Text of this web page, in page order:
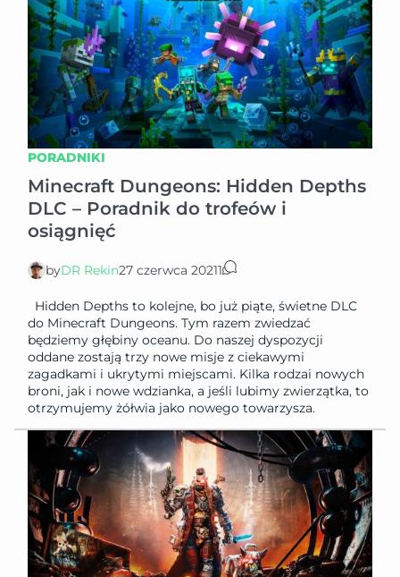
PORADNIKI
Minecraft Dungeons: Hidden Depths
DLC – Poradnik do trofeów i
osiągnięć
byDR Rekin27 czerwca 20211
Hidden Depths to kolejne, bo już piąte, świetne DLC
do Minecraft Dungeons. Tym razem zwiedzać
będziemy głębiny oceanu. Do naszej dyspozycji
oddane zostają trzy nowe misje z ciekawymi
zagadkami i ukrytymi miejscami. Kilka rodzai nowych
broni, jak i nowe wdzianka, a jeśli lubimy zwierzątka, to
otrzymujemy żółwia jako nowego towarzysza.